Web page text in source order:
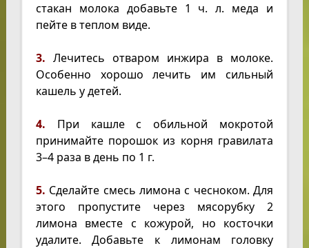
стакан молока добавьте 1 ч. л. меда и
пейте в теплом виде.
3. Лечитесь отваром инжира в молоке.
Особенно хорошо лечить им сильный
кашель у детей.
4. При кашле с обильной мокротой
принимайте порошок из корня гравилата
3–4 раза в день по 1 г.
5. Сделайте смесь лимона с чесноком. Для
этого пропустите через мясорубку 2
лимона вместе с кожурой, но косточки
удалите. Добавьте к лимонам головку